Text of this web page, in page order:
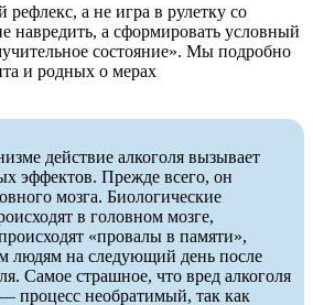
а не игра в рулетку со
навредить, а сформировать условный
состояние». Мы подробно
и родных о мерах
действие алкоголя вызывает
эффектов. Прежде всего, он
мозга. Биологические
в головном мозге,
«провалы в памяти»,
людям на следующий день после
Самое страшное, что вред алкоголя
процесс необратимый, так как